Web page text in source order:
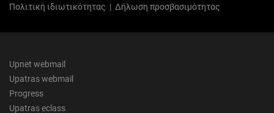
Πολιτική ιδιωτικότητας | Δήλωση προσβασιμότητας
Upnet webmail
Upatras webmail
Progress
Upatras eclass